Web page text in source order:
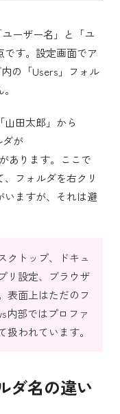
ーザー名」と「ユ
です。設定画面でア
の「Users」フォル
田太郎」から
ダが
あります。ここで
、フォルダを右クリ
いますが、それは避
クトップ、ドキュ
リ設定、ブラウザ
表面上はただのフ
内部ではプロファ
われています。
ダ名の違い